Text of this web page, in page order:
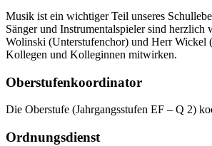
Musik ist ein wichtiger Teil unseres
Sänger und Instrumentalspieler sind
Wolinski (Unterstufenchor) und Herr Wickel
Kollegen und Kolleginnen mitwirken.
Oberstufenkoordinator
Die Oberstufe (Jahrgangsstufen EF – Q 2)
Ordnungsdienst